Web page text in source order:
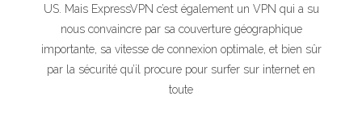
US. Mais ExpressVPN c’est également un VPN qui a su
nous convaincre par sa couverture géographique
importante, sa vitesse de connexion optimale, et bien sûr
par la sécurité qu’il procure pour surfer sur internet en
toute